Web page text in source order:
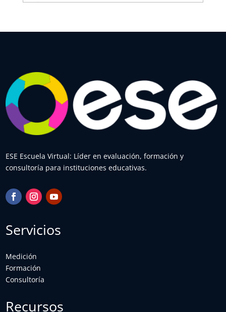
por
ESE Escuela Virtual: Líder en evaluación, formación y
consultoría para instituciones educativas.
Servicios
Medición
Formación
Consultoría
Recursos